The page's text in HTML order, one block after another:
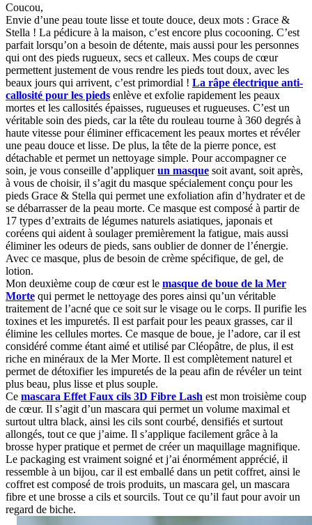
Coucou,
Envie d’une peau toute lisse et toute douce, deux mots : Grace &
Stella ! La pédicure à la maison, c’est encore plus cocooning. C’est
parfait lorsqu’on a besoin de détente, mais aussi pour les personnes
qui ont des pieds rugueux, secs et calleux. Mes coups de cœur
permettent justement de vous rendre les pieds tout doux, avec les
beaux jours qui arrivent, c’est primordial ! La râpe électrique anti-
callosité pour les pieds enlève et exfolie rapidement les peaux
mortes et les callosités épaisses, rugueuses et rugueuses. C’est un
véritable soin des pieds, car la tête du rouleau tourne à 360 degrés à
haute vitesse pour éliminer efficacement les peaux mortes et révéler
une peau douce et lisse. De plus, la tête de la pierre ponce, est
détachable et permet un nettoyage simple. Pour accompagner ce
soin, je vous conseille d’appliquerun masque soit avant, soit après,
à vous de choisir, il s’agit du masque spécialement conçu pour les
pieds Grace & Stella qui permet une exfoliation afin d’hydrater et de
se débarrasser de la peau morte. Ce masque est composé à partir de
17 types d’extraits de légumes naturels asiatiques, japonais et
coréens qui aident à soulager premièrement la fatigue, mais aussi
éliminer les odeurs de pieds, sans oublier de donner de l’énergie.
Avec ce masque, plus de besoin de crème spécifique, de gel, de
lotion.
Mon deuxième coup de cœur est le masque de boue de la Mer
Morte qui permet le nettoyage des pores ainsi qu’un véritable
traitement de l’acné que ce soit sur le visage ou le corps. Il purifie les
toxines et les impuretés. Il est parfait pour les peaux grasses, car il
élimine les cellules mortes. Ce masque de boue, je l’adore, car il est
considéré comme étant aimé et utilisé par Cléopâtre, de plus, il est
riche en minéraux de la Mer Morte. Il est complètement naturel et
permet de détoxifier les impuretés de la peau afin de révéler un teint
plus beau, plus lisse et plus souple.
Ce mascara Effet Faux cils 3D Fibre Lash est mon troisième coup
de cœur. Il s’agit d’un mascara qui permet un volume maximal et
surtout ultra black, ainsi les cils sont courbé, densifiés et surtout
allongés, tout ce que j’aime. Il s’applique facilement grâce à la
brosse hyper pratique et permet de créer un maquillage magnifique.
Le packaging est vraiment soigné et j’ai énormément apprécié, il
ressemble à un bijou, car il est emballé dans un petit coffret, ainsi le
coffret est composé de trois produits, un mascara gel, un mascara
fibre et une brosse a cils et sourcils. Tout ce qu’il faut pour avoir un
regard de biche.